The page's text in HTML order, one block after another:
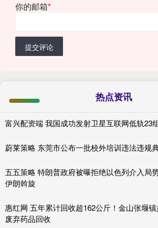
你的邮箱*
提交评论
热点资讯
富兴配资端 我国成功发射卫星互联网低轨23
蔚莱策略 东莞市公布一批校外培训违法违规
五五策略 特朗普政府被曝拒绝以色列介入局
伊朗斡旋
惠红网 五年累计回收超162公斤！金山张堰
废弃药品回收